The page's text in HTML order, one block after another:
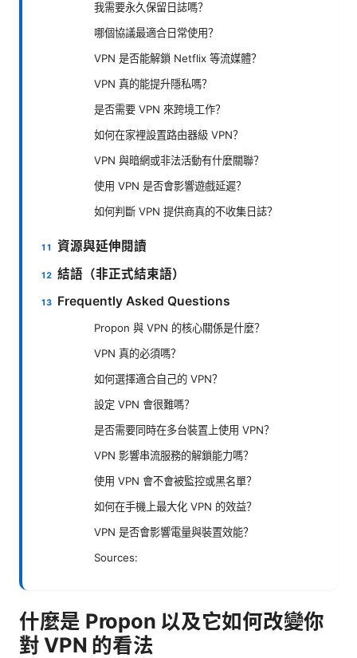
我需要永久保留日誌嗎？
哪個協議最適合日常使用？
VPN 是否能解鎖 Netflix 等流媒體？
VPN 真的能提升隱私嗎？
是否需要 VPN 來跨境工作？
如何在家裡設置路由器級 VPN？
VPN 與暗網或非法活動有什麼關聯？
使用 VPN 是否會影響遊戲延遲？
如何判斷 VPN 提供商真的不收集日誌？
資源與延伸閱讀
結語（非正式結束語）
Frequently Asked Questions
Propon 與 VPN 的核心關係是什麼？
VPN 真的必須嗎？
如何選擇適合自己的 VPN？
設定 VPN 會很難嗎？
是否需要同時在多台裝置上使用 VPN？
VPN 影響串流服務的解鎖能力嗎？
使用 VPN 會不會被監控或黑名單？
如何在手機上最大化 VPN 的效益？
VPN 是否會影響電量與裝置效能？
Sources:
什麼是 Propon 以及它如何改變你
對 VPN 的看法